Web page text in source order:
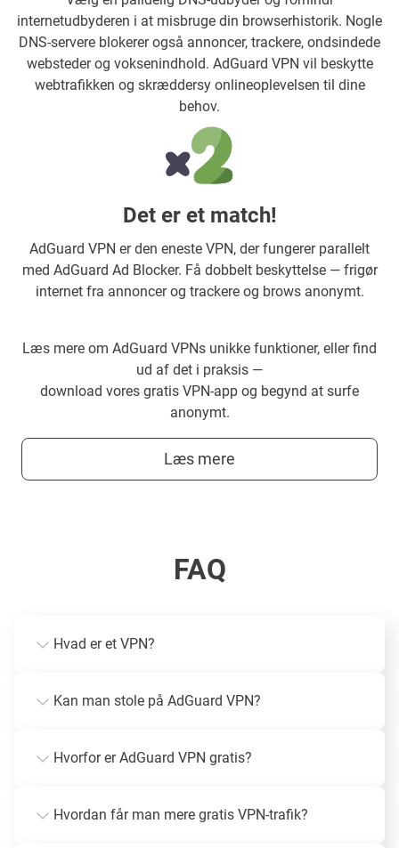
internetudbyderen i at misbruge din browserhistorik. Nogle
DNS-servere blokerer også annoncer, trackere, ondsindede
websteder og voksenindhold. AdGuard VPN vil beskytte
webtrafikken og skræddersy onlineoplevelsen til dine
behov.
Det er et match!
AdGuard VPN er den eneste VPN, der fungerer parallelt
med AdGuard Ad Blocker. Få dobbelt beskyttelse — frigør
internet fra annoncer og trackere og brows anonymt.
Læs mere om AdGuard VPNs unikke funktioner, eller find
ud af det i praksis —
download vores gratis VPN-app og begynd at surfe
anonymt.
Læs mere
FAQ
Hvad er et VPN?
Kan man stole på AdGuard VPN?
Hvorfor er AdGuard VPN gratis?
Hvordan får man mere gratis VPN-trafik?